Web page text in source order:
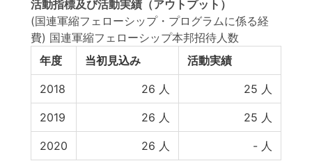
活動指標及び活動実績 （アウトプット）
(国連軍縮フェローシップ・プログラムに係る経
費) 国連軍縮フェローシップ本邦招待人数
年度
当初見込み 活動実績
2018 26 人 25 人
2019 26 人 25 人
2020 26 人 - 人